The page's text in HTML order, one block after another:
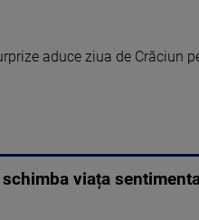
aduce ziua de Crăciun
viața